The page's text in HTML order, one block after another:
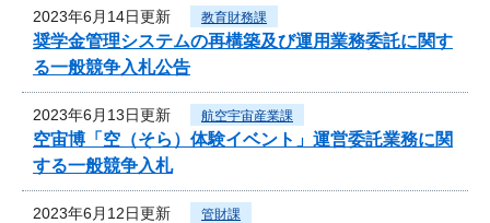
2023年6月14日更新 教育財務課
奨学金管理システムの再構築及び運用業務委託に関す
る一般競争入札公告
2023年6月13日更新 航空宇宙産業課
空宙博「空（そら）体験イベント」運営委託業務に関
する一般競争入札
2023年6月12日更新 管財課